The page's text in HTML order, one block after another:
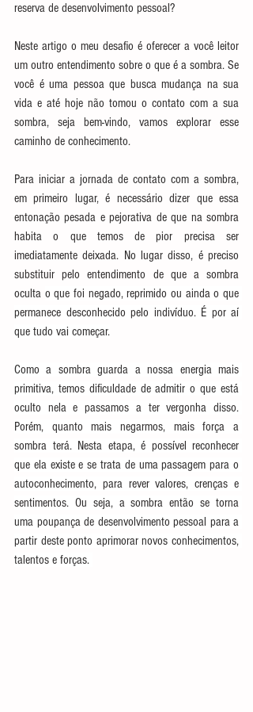
reserva de desenvolvimento pessoal?
Neste artigo o meu desafio é oferecer a você leitor
um outro entendimento sobre o que é a sombra. Se
você é uma pessoa que busca mudança na sua
vida e até hoje não tomou o contato com a sua
sombra, seja bem-vindo, vamos explorar esse
caminho de conhecimento.
Para iniciar a jornada de contato com a sombra,
em primeiro lugar, é necessário dizer que essa
entonação pesada e pejorativa de que na sombra
habita o que temos de pior precisa ser
imediatamente deixada. No lugar disso, é preciso
substituir pelo entendimento de que a sombra
oculta o que foi negado, reprimido ou ainda o que
permanece desconhecido pelo indivíduo. É por aí
que tudo vai começar.
Como a sombra guarda a nossa energia mais
primitiva, temos dificuldade de admitir o que está
oculto nela e passamos a ter vergonha disso.
Porém, quanto mais negarmos, mais força a
sombra terá. Nesta etapa, é possível reconhecer
que ela existe e se trata de uma passagem para o
autoconhecimento, para rever valores, crenças e
sentimentos. Ou seja, a sombra então se torna
uma poupança de desenvolvimento pessoal para a
partir deste ponto aprimorar novos conhecimentos,
talentos e forças.